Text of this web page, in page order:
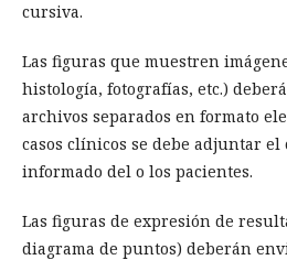
cursiva.
Las figuras que muestren
histología, fotografías, etc.)
archivos separados en formato
casos clínicos se debe adjuntar
informado del o los pacientes.
Las figuras de expresión de
diagrama de puntos) deberán